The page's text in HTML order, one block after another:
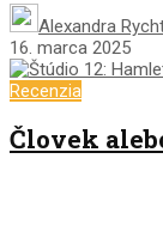
Alexandra
16. marca 2025
Recenzia
Človek